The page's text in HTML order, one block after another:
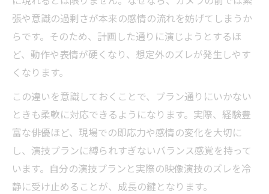
繊細な感情表現を磨く映像演技トレーニン
グ
映像演技で活きる即興練習の具体的な進め
方
自然な映像演技を支えるメソッドの活用方
法
繰り返しのモニター確認が演技力を伸ばす理由
映像演技の上達に欠かせないモニター確認
の意義
張や意識の過剰さが本来の感情の流れを妨げてしまうか
らです。そのため、計画した通りに演じようとするほ
ど、動作や表情が硬くなり、想定外のズレが発生しやす
くなります。
この違いを意識しておくことで、プラン通りにいかない
ときも柔軟に対応できるようになります。実際、経験豊
富な俳優ほど、現場での即応力や感情の変化を大切に
し、演技プランに縛られすぎないバランス感覚を持って
います。自分の演技プランと実際の映像演技のズレを冷
静に受け止めることが、成長の鍵となります。